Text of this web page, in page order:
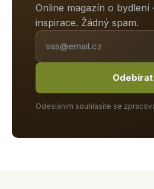
Online magazín o bydlení
inspirace. Žádný spam.
Odebírat
Odesláním souhlasíte se